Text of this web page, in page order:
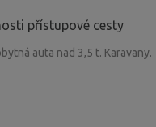
přístupové cesty
auta nad 3,5 t. Karavany.